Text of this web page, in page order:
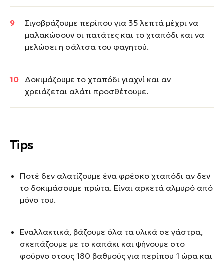
Σιγοβράζουμε περίπου για 35 λεπτά μέχρι να
μαλακώσουν οι πατάτες και το χταπόδι και να
μελώσει η σάλτσα του φαγητού.
Δοκιμάζουμε το χταπόδι γιαχνί και αν
χρειάζεται αλάτι προσθέτουμε.
Tips
Ποτέ δεν αλατίζουμε ένα φρέσκο χταπόδι αν δεν
το δοκιμάσουμε πρώτα. Είναι αρκετά αλμυρό από
μόνο του.
Εναλλακτικά, βάζουμε όλα τα υλικά σε γάστρα,
σκεπάζουμε με το καπάκι και ψήνουμε στο
φούρνο στους 180 βαθμούς για περίπου 1 ώρα και